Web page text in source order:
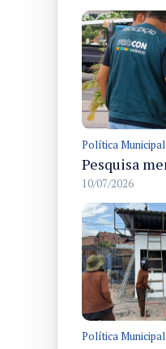
Política Municipal
10/07/2026
Política Municipal